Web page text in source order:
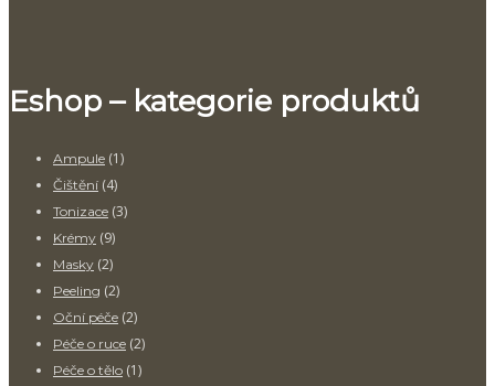
Eshop – kategorie produktů
Ampule (1)
Čištění (4)
Tonizace (3)
Krémy (9)
Masky (2)
Peeling (2)
Oční péče (2)
Péče o ruce (2)
Péče o tělo (1)